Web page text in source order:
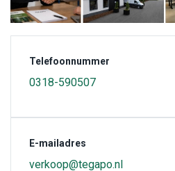
Telefoonnummer
0318-590507
E-mailadres
verkoop@tegapo.nl